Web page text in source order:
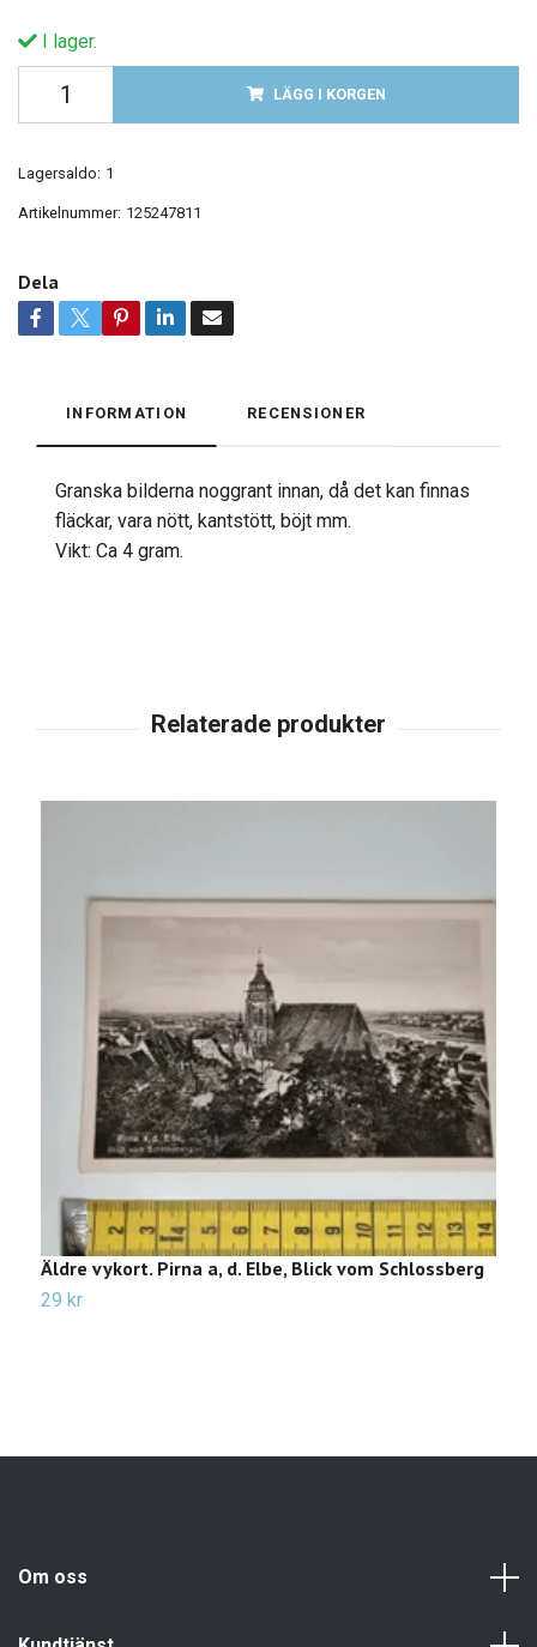
I lager.
LÄGG I KORGEN
Lagersaldo: 1
Artikelnummer: 125247811
Dela
INFORMATION RECENSIONER
Granska bilderna noggrant innan, då det kan finnas
fläckar, vara nött, kantstött, böjt mm.
Vikt: Ca 4 gram.
Äldre vykort. Pirna a, d. Elbe, Blick vom Schlossberg
29 kr
Om oss